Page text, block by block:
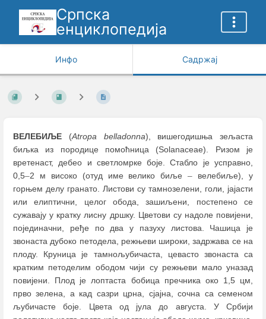
Српска
енциклопедија
Инфо Садржај
ВЕЛЕБИЉЕ (Atropa belladonna), вишегодишња зељаста
биљка из породице помоћница (Solanaceae). Ризом је
вретенаст, дебео и светломрке боје. Стабло је усправно,
0,5–2 м високо (отуд име велико биље– велебиље), у
горњем делу гранато. Листови су тамнозелени, голи, јајасти
или елиптични, целог обода, зашиљени, постепено се
сужавају у кратку лисну дршку. Цветови су надоле повијени,
појединачни, ређе по два у пазуху листова. Чашица је
звонаста дубоко петодела, режњеви широки, задржава се на
плоду. Круница је тамнољубичаста, цевасто звонаста са
кратким петоделим ободом чији су режњеви мало уназад
повијени. Плод је лоптаста бобица пречника око 1,5 цм,
прво зелена, а кад сазри црна, сјајна, сочна са семеном
љубичасте боје. Цвета од јула до августа. У Србији